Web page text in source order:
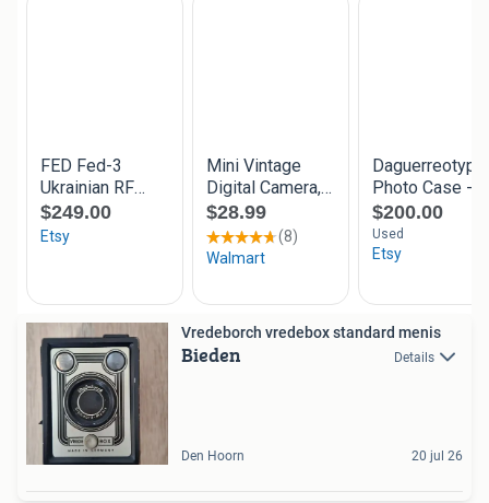
Vredeborch vredebox standard menis
Bieden Details
Den Hoorn 20 jul 26